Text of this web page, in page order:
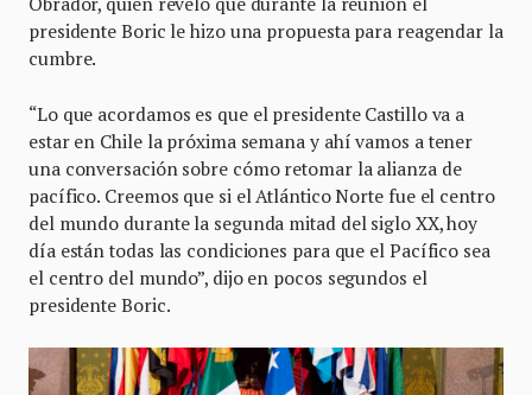
presidente Boric le hizo una propuesta para reagendar la
cumbre.
“Lo que acordamos es que el presidente Castillo va a
estar en Chile la próxima semana y ahí vamos a tener
una conversación sobre cómo retomar la alianza de
pacífico. Creemos que si el Atlántico Norte fue el centro
del mundo durante la segunda mitad del siglo XX, hoy
día están todas las condiciones para que el Pacífico sea
el centro del mundo”, dijo en pocos segundos el
presidente Boric.